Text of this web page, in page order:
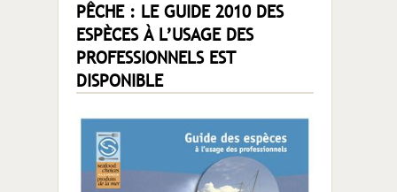
PÊCHE : LE GUIDE 2010 DES
ESPÈCES À L’USAGE DES
PROFESSIONNELS EST
DISPONIBLE